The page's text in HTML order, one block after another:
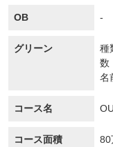
OB -
グリーン 種
数
名
コース名
コース面積 80